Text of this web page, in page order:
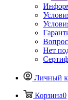
Нет
Личный
Корзина0